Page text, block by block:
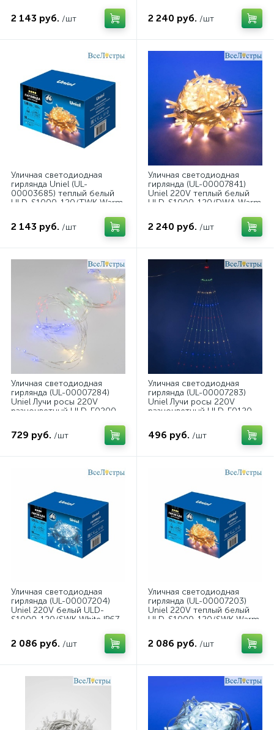
2 143 руб. /шт 2 240 руб. /шт
Уличная светодиодная
гирлянда Uniel (UL-
00003685) теплый белый
ULD-S1000-120/TWK Warm
2 143 руб. /шт
Уличная светодиодная
гирлянда (UL-00007841)
Uniel 220V теплый белый
ULD-S1000-120/DWA Warm
2 240 руб. /шт
Уличная светодиодная
гирлянда (UL-00007284)
Uniel Лучи росы 220V
разноцветный ULD-E0200-
729 руб. /шт
Уличная светодиодная
гирлянда (UL-00007283)
Uniel Лучи росы 220V
разноцветный ULD-E0120-
496 руб. /шт
Уличная светодиодная
гирлянда (UL-00007204)
Uniel 220V белый ULD-
S1000-120/SWK White IP67
2 086 руб. /шт
Уличная светодиодная
гирлянда (UL-00007203)
Uniel 220V теплый белый
ULD-S1000-120/SWK Warm
2 086 руб. /шт